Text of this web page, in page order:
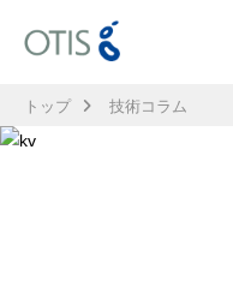
トップ 技術コラム